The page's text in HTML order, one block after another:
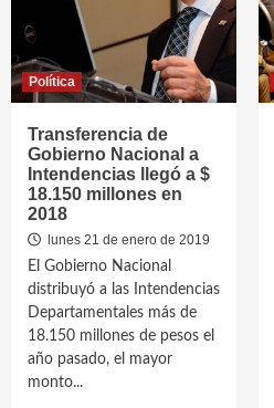
Política
Transferencia de
Gobierno Nacional a
Intendencias llegó a $
18.150 millones en
2018
lunes 21 de enero de 2019
El Gobierno Nacional
distribuyó a las Intendencias
Departamentales más de
18.150 millones de pesos el
año pasado, el mayor
monto...